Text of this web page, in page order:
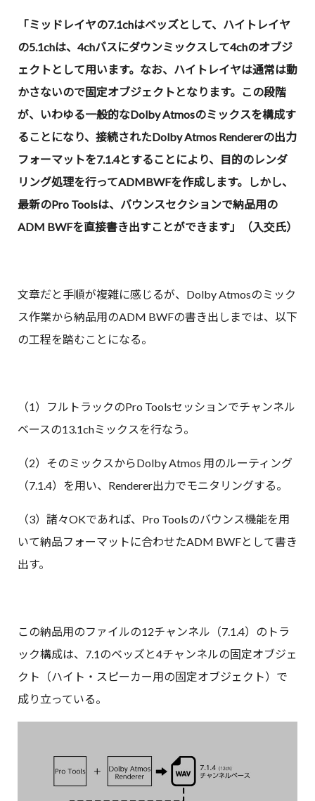
「ミッドレイヤの7.1chはベッズとして、ハイトレイヤ
の5.1chは、4chバスにダウンミックスして4chのオブジ
ェクトとして用います。なお、ハイトレイヤは通常は動
かさないので固定オブジェクトとなります。この段階
が、いわゆる一般的なDolby Atmosのミックスを構成す
ることになり、接続されたDolby Atmos Rendererの出力
フォーマットを7.1.4とすることにより、目的のレンダ
リング処理を行ってADMBWFを作成します。しかし、
最新のPro Toolsは、バウンスセクションで納品用の
ADM BWFを直接書き出すことができます」（入交氏）
文章だと手順が複雑に感じるが、Dolby Atmosのミック
ス作業から納品用のADM BWFの書き出しまでは、以下
の工程を踏むことになる。
（1）フルトラックのPro Toolsセッションでチャンネル
ベースの13.1chミックスを行なう。
（2）そのミックスからDolby Atmos 用のルーティング
（7.1.4）を用い、Renderer出力でモニタリングする。
（3）諸々OKであれば、Pro Toolsのバウンス機能を用
いて納品フォーマットに合わせたADM BWFとして書き
出す。
この納品用のファイルの12チャンネル（7.1.4）のトラ
ック構成は、7.1のベッズと4チャンネルの固定オブジェ
クト（ハイト・スピーカー用の固定オブジェクト）で
成り立っている。